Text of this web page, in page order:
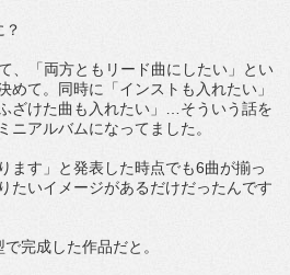
、「両方ともリード曲にしたい」とい
めて。同時に「インストも入れたい」
ざけた曲も入れたい」…そういう話を
ニアルバムになってました。
ます」と発表した時点でも6曲が揃っ
たいイメージがあるだけだったんです
完成した作品だと。